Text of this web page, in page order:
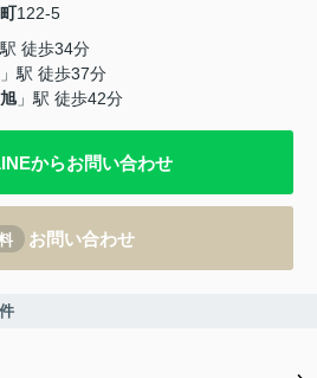
122-5
駅 徒歩34分
」駅 徒歩37分
」駅 徒歩42分
からお問い合わせ
お問い合わせ